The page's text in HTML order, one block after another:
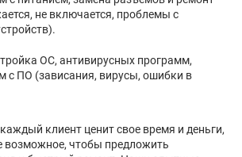
не включается, проблемы с
ОС, антивирусных программ,
с ПО (зависания, вирусы, ошибки в
клиент ценит свое время и деньги,
возможное, чтобы предложить